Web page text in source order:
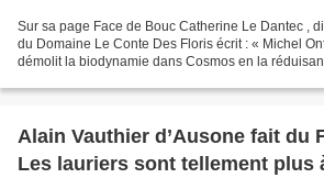
Sur sa page Face de Bouc Catherine Le Dantec ,
du Domaine Le Conte Des Floris écrit : « Michel
démolit la biodynamie dans Cosmos en la
Alain Vauthier d’Ausone fait du
Les lauriers sont tellement plus